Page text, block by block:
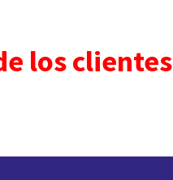
los clientes